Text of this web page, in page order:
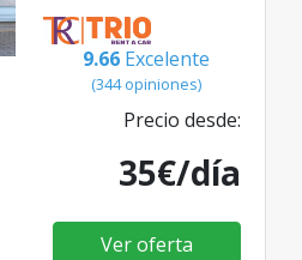
9.66 Excelente
(344 opiniones)
Precio desde:
35€/día
Ver oferta